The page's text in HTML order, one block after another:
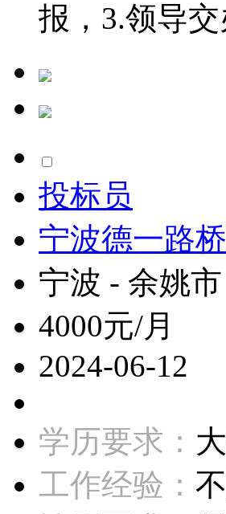
报，3.领导
投标员
宁波德一路
宁波 - 余姚市
4000元/月
2024-06-12
学历要求：
工作经验：